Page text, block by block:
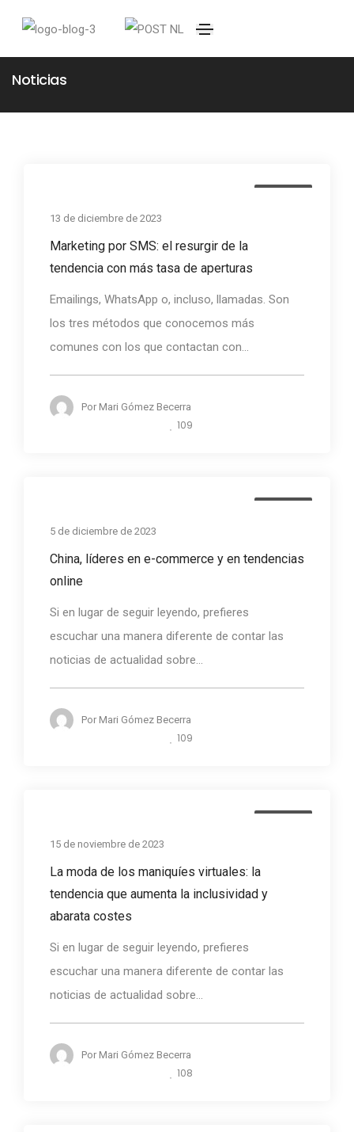
Noticias
13 de diciembre de 2023
Marketing por SMS: el resurgir de la
tendencia con más tasa de aperturas
Emailings, WhatsApp o, incluso, llamadas. Son
los tres métodos que conocemos más
comunes con los que contactan con...
Por Mari Gómez Becerra
109
5 de diciembre de 2023
China, líderes en e-commerce y en tendencias
online
Si en lugar de seguir leyendo, prefieres
escuchar una manera diferente de contar las
noticias de actualidad sobre...
Por Mari Gómez Becerra
109
15 de noviembre de 2023
La moda de los maniquíes virtuales: la
tendencia que aumenta la inclusividad y
abarata costes
Si en lugar de seguir leyendo, prefieres
escuchar una manera diferente de contar las
noticias de actualidad sobre...
Por Mari Gómez Becerra
108